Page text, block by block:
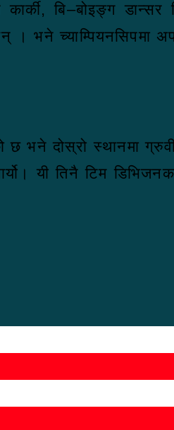
बि–बोइङ्ग
भने च्याम्पियनसिपमा
छ भने दोस्रो
यी तिनै टिम